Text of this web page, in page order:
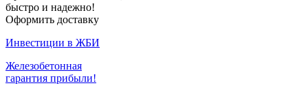
быстро и надежно!
Оформить доставку
Инвестиции в ЖБИ
Железобетонная
гарантия прибыли!